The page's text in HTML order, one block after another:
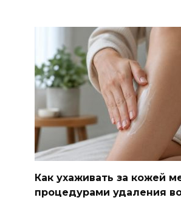
Как ухаживать за кожей
процедурами удаления